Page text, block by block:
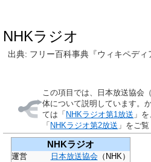
NHKラジオ
出典: フリー百科事典『ウィキペデ
この項目では、日本放送協会
体について説明しています。
ては「 NHKラジオ第1放送 」
「 NHKラジオ第2放送 」をご覧
NHKラジオ
運営 日本放送協会（NHK）